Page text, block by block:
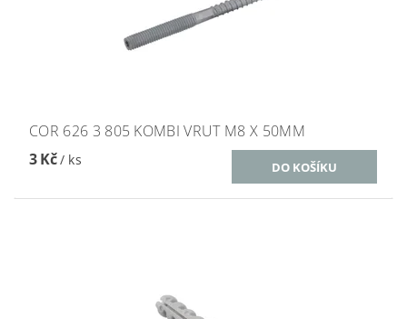
COR 626 3 805 KOMBI VRUT M8 X 50MM
3 Kč/ ks